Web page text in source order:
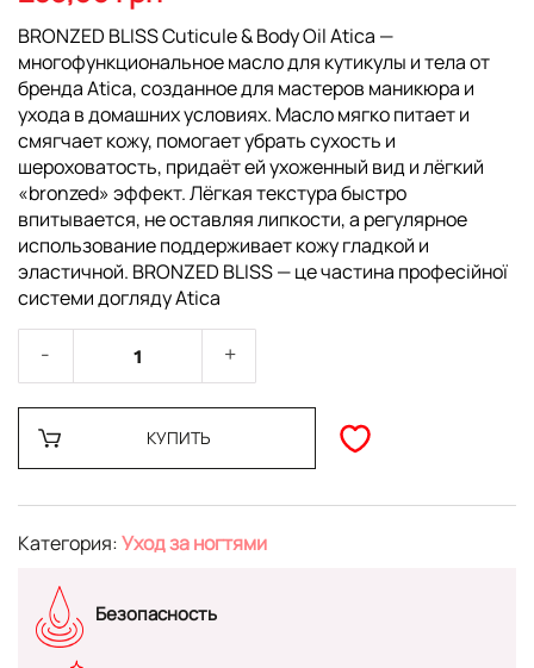
галереи
изображений
BRONZED BLISS Cuticule & Body Oil Atica —
многофункциональное масло для кутикулы и тела от
бренда Atica, созданное для мастеров маникюра и
ухода в домашних условиях. Масло мягко питает и
смягчает кожу, помогает убрать сухость и
шероховатость, придаёт ей ухоженный вид и лёгкий
«bronzed» эффект. Лёгкая текстура быстро
впитывается, не оставляя липкости, а регулярное
использование поддерживает кожу гладкой и
эластичной. BRONZED BLISS — це частина професійної
системи догляду Atica
КУПИТЬ
Категория:Уход за ногтями
Безопасность